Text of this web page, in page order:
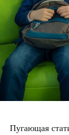
Пугающая